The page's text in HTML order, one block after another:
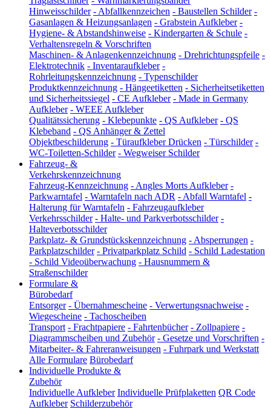
Hinweisschilder - Abfallkennzeichen - Baustellen Schilder -
Gasanlagen & Heizungsanlagen - Grabstein Aufkleber -
Hygiene- & Abstandshinweise - Kindergarten & Schule -
Verhaltensregeln & Vorschriften
Maschinen- & Anlagenkennzeichnung - Drehrichtungspfeile -
Elektrotechnik - Inventaraufkleber -
Rohrleitungskennzeichnung - Typenschilder
Produktkennzeichnung - Hängeetiketten - Sicherheitsetiketten
und Sicherheitssiegel - CE Aufkleber - Made in Germany
Aufkleber - WEEE Aufkleber
Qualitätssicherung - Klebepunkte - QS Aufkleber - QS
Klebeband - QS Anhänger & Zettel
Objektbeschilderung - Türaufkleber Drücken - Türschilder -
WC-Toiletten-Schilder - Wegweiser Schilder
Fahrzeug- &
Verkehrskennzeichnung
Fahrzeug-Kennzeichnung - Angles Morts Aufkleber -
Parkwarntafel - Warntafeln nach ADR - Abfall Warntafel -
Halterung für Warntafeln - Fahrzeugaufkleber
Verkehrsschilder - Halte- und Parkverbotsschilder -
Halteverbotsschilder
Parkplatz- & Grundstückskennzeichnung - Absperrungen -
Parkplatzschilder - Privatparkplatz Schild - Schild Ladestation
- Schild Videoüberwachung - Hausnummern &
Straßenschilder
Formulare &
Bürobedarf
Entsorger - Übernahmescheine - Verwertungsnachweise -
Wiegescheine - Tachoscheiben
Transport - Frachtpapiere - Fahrtenbücher - Zollpapiere -
Diagrammscheiben und Zubehör - Gesetze und Vorschriften -
Mitarbeiter- & Fahreranweisungen - Fuhrpark und Werkstatt
Alle Formulare Bürobedarf
Individuelle Produkte &
Zubehör
Individuelle Aufkleber Individuelle Prüfplaketten QR Code
Aufkleber Schilderzubehör